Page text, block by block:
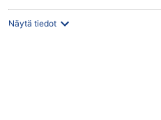
Näytä tiedot